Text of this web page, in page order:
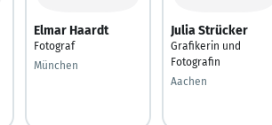
Elmar Haardt
Fotograf
München
Julia Strücker
Grafikerin und
Fotografin
Aachen